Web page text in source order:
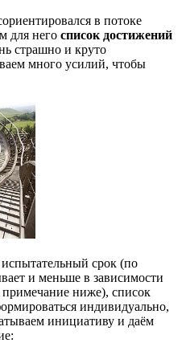
в потоке
для него список достижений
страшно и круто
много усилий, чтобы
срок (по
и меньше в зависимости
ниже), список
индивидуально,
инициативу и даём